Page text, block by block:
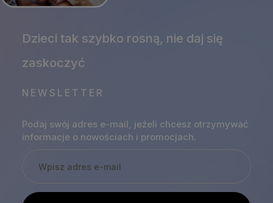
NEWSLETTER
Podaj swój adres e-mail, jeżeli chcesz otrzymywać
informacje o nowościach i promocjach.